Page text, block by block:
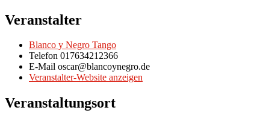
Veranstalter
Blanco y Negro Tango
Telefon 017634212366
E-Mail oscar@blancoynegro.de
Veranstalter-Website anzeigen
Veranstaltungsort